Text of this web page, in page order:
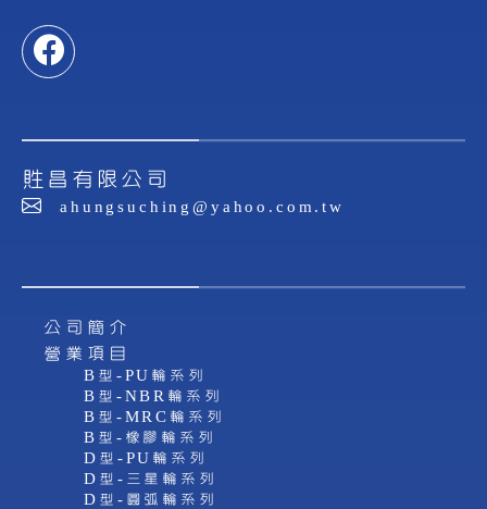
貹昌有限公司
ahungsuching@yahoo.com.tw
公司簡介
營業項目
B型-PU輪系列
B型-NBR輪系列
B型-MRC輪系列
B型-橡膠輪系列
D型-PU輪系列
D型-三星輪系列
D型-圓弧輪系列